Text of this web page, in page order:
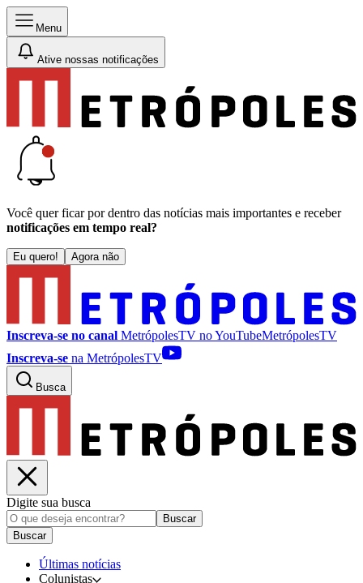
Menu
Ative nossas notificações
Você quer ficar por dentro das notícias mais importantes e receber
notificações em tempo real?
Eu quero! Agora não
Inscreva-se no canal MetrópolesTV noYouTubeMetrópolesTV
Inscreva-se na MetrópolesTV
Busca
Digite sua busca
Buscar
Buscar
Últimas notícias
Colunistas